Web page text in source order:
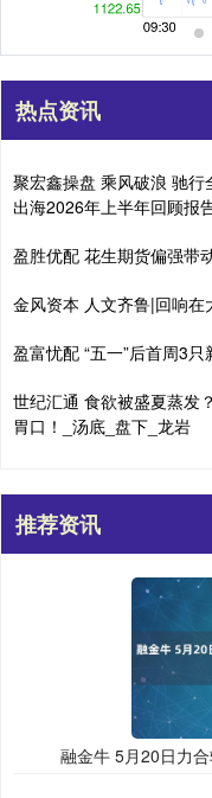
热点资讯
聚宏鑫操盘 乘风破浪 驰
出海2026年上半年回顾报告
盈胜优配 花生期货偏强带
金风资本 人文齐鲁|回响在
盈富忧配 “五一”后首周3
世纪汇通 食欲被盛夏蒸发
胃口！_汤底_盘下_龙岩
推荐资讯
融金牛 5月20日力